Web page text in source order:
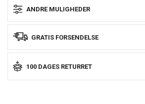
ANDRE MULIGHEDER
GRATIS FORSENDELSE
100 DAGES RETURRET